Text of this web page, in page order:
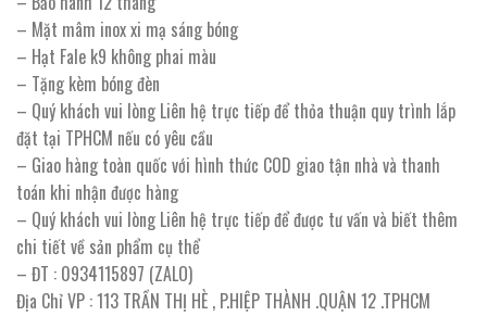
– Mặt mâm inox xi mạ sáng bóng
– Hạt Fale k9 không phai màu
– Tặng kèm bóng đèn
– Quý khách vui lòng Liên hệ trực tiếp để thỏa thuận quy trình lắp
đặt tại TPHCM nếu có yêu cầu
– Giao hàng toàn quốc với hình thức COD giao tận nhà và thanh
toán khi nhận được hàng
– Quý khách vui lòng Liên hệ trực tiếp để được tư vấn và biết thêm
chi tiết về sản phẩm cụ thể
– ĐT : 0934115897 (ZALO)
Địa Chỉ VP : 113 TRẦN THỊ HÈ , P.HIỆP THÀNH .QUẬN 12 .TPHCM